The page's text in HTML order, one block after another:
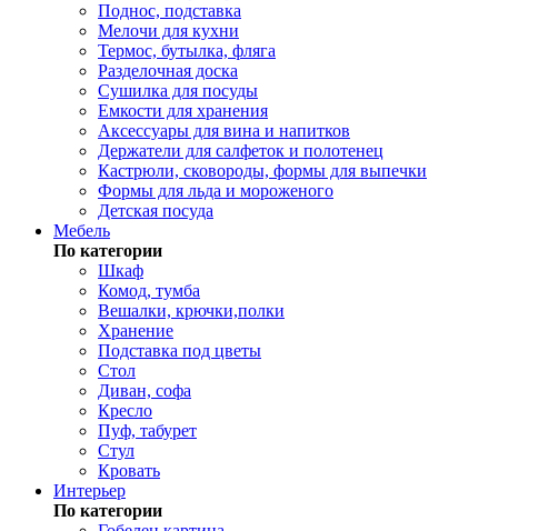
Поднос, подставка
Мелочи для кухни
Термос, бутылка, фляга
Разделочная доска
Сушилка для посуды
Емкости для хранения
Аксессуары для вина и напитков
Держатели для салфеток и полотенец
Кастрюли, сковороды, формы для выпечки
Формы для льда и мороженого
Детская посуда
Мебель
По категории
Шкаф
Комод, тумба
Вешалки, крючки,полки
Хранение
Подставка под цветы
Стол
Диван, софа
Кресло
Пуф, табурет
Стул
Кровать
Интерьер
По категории